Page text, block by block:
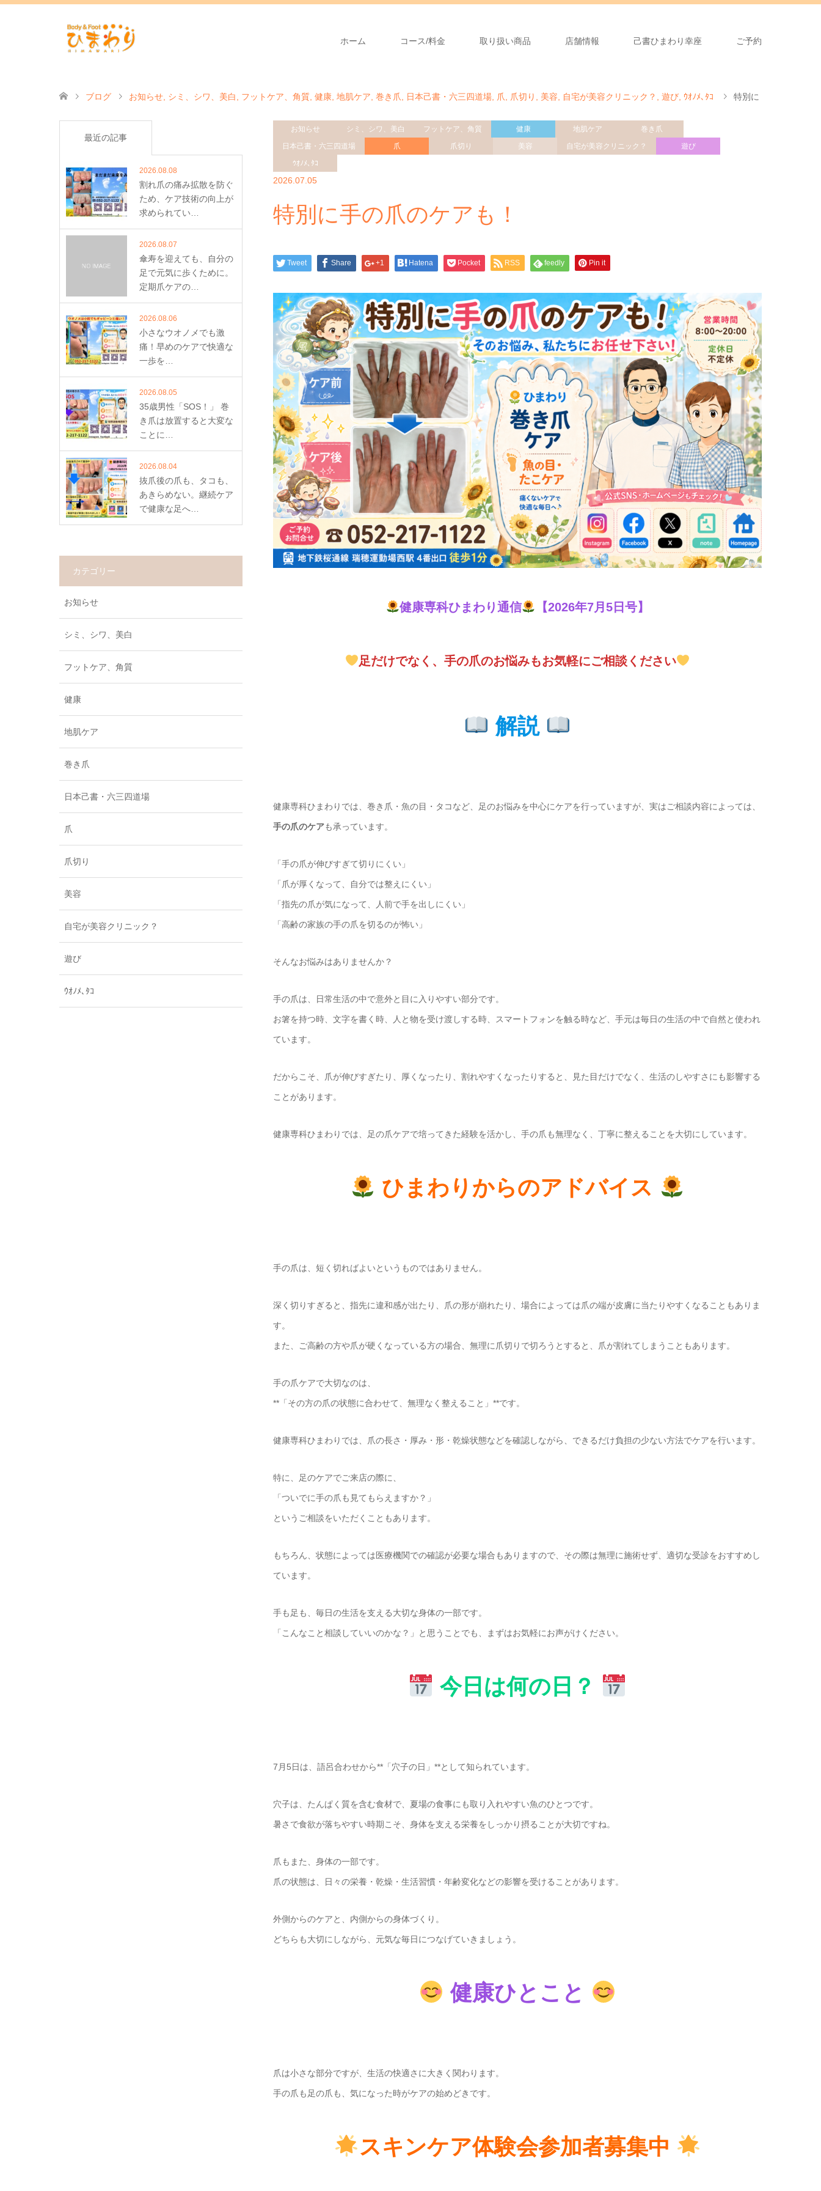
ホーム コース/料金 取り扱い商品 店舗情報 己書ひまわり幸座 ご予約
ブログ お知らせ シミ、シワ、美白 フットケア、角質 健康 地肌ケア 巻き爪 日本己書・六三四道場 爪 爪切り 美容 自宅が美容クリニック？ 遊び ｳｵﾉﾒ､ﾀｺ 特別に
手の爪のケアも！
お知らせ シミ、シワ、美白 フットケア、角質 健康 地肌ケア
巻き爪
日本己書・六三四道場
爪 爪切り 美容 自宅が美容クリニック？
遊び
ｳｵﾉﾒ､ﾀｺ
2026.07.05
特別に手の爪のケアも！
Tweet Share +1 Hatena Pocket RSS feedly Pin it
健康専科ひまわり通信 【2026年7月5日号】
足だけでなく、手の爪のお悩みもお気軽にご相談ください
解説
健康専科ひまわりでは、巻き爪・魚の目・タコなど、足のお悩みを中心にケアを行っていますが、実はご相談内容によっては、
手の爪のケアも承っています。
「手の爪が伸びすぎて切りにくい」
「爪が厚くなって、自分では整えにくい」
「指先の爪が気になって、人前で手を出しにくい」
「高齢の家族の手の爪を切るのが怖い」
そんなお悩みはありませんか？
手の爪は、日常生活の中で意外と目に入りやすい部分です。
お箸を持つ時、文字を書く時、人と物を受け渡しする時、スマートフォンを触る時など、手元は毎日の生活の中で自然と使われ
ています。
だからこそ、爪が伸びすぎたり、厚くなったり、割れやすくなったりすると、見た目だけでなく、生活のしやすさにも影響する
ことがあります。
健康専科ひまわりでは、足の爪ケアで培ってきた経験を活かし、手の爪も無理なく、丁寧に整えることを大切にしています。
ひまわりからのアドバイス
手の爪は、短く切ればよいというものではありません。
深く切りすぎると、指先に違和感が出たり、爪の形が崩れたり、場合によっては爪の端が皮膚に当たりやすくなることもありま
す。
また、ご高齢の方や爪が硬くなっている方の場合、無理に爪切りで切ろうとすると、爪が割れてしまうこともあります。
手の爪ケアで大切なのは、
**「その方の爪の状態に合わせて、無理なく整えること」**です。
健康専科ひまわりでは、爪の長さ・厚み・形・乾燥状態などを確認しながら、できるだけ負担の少ない方法でケアを行います。
特に、足のケアでご来店の際に、
「ついでに手の爪も見てもらえますか？」
というご相談をいただくこともあります。
もちろん、状態によっては医療機関での確認が必要な場合もありますので、その際は無理に施術せず、適切な受診をおすすめし
ています。
手も足も、毎日の生活を支える大切な身体の一部です。
「こんなこと相談していいのかな？」と思うことでも、まずはお気軽にお声がけください。
今日は何の日？
7月5日は、語呂合わせから**「穴子の日」**として知られています。
穴子は、たんぱく質を含む食材で、夏場の食事にも取り入れやすい魚のひとつです。
暑さで食欲が落ちやすい時期こそ、身体を支える栄養をしっかり摂ることが大切ですね。
爪もまた、身体の一部です。
爪の状態は、日々の栄養・乾燥・生活習慣・年齢変化などの影響を受けることがあります。
外側からのケアと、内側からの身体づくり。
どちらも大切にしながら、元気な毎日につなげていきましょう。
健康ひとこと
爪は小さな部分ですが、生活の快適さに大きく関わります。
手の爪も足の爪も、気になった時がケアの始めどきです。
スキンケア体験会参加者募集中
最近の記事
2026.08.08
割れ爪の痛み拡散を防ぐ
ため、ケア技術の向上が
求められてい…
2026.08.07
傘寿を迎えても、自分の
足で元気に歩くために。
定期爪ケアの…
2026.08.06
小さなウオノメでも激
痛！早めのケアで快適な
一歩を…
2026.08.05
35歳男性「SOS！」 巻
き爪は放置すると大変な
ことに…
2026.08.04
抜爪後の爪も、タコも、
あきらめない。継続ケア
で健康な足へ…
カテゴリー
お知らせ
シミ、シワ、美白
フットケア、角質
健康
地肌ケア
巻き爪
日本己書・六三四道場
爪
爪切り
美容
自宅が美容クリニック？
遊び
ｳｵﾉﾒ､ﾀｺ